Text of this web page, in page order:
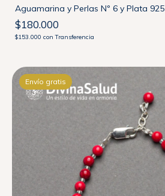
Aguamarina y Perlas Nº 6 y Plata 925
$180.000
$153.000 con Transferencia
Envío gratis